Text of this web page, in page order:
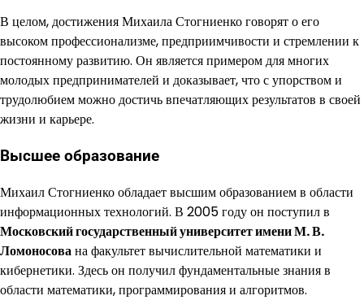
В целом, достижения Михаила Стогниенко говорят о его
высоком профессионализме, предприимчивости и стремлении к
постоянному развитию. Он является примером для многих
молодых предпринимателей и доказывает, что с упорством и
трудолюбием можно достичь впечатляющих результатов в своей
жизни и карьере.
Высшее образование
Михаил Стогниенко обладает высшим образованием в области
информационных технологий. В 2005 году он поступил в
Московский государственный университет имени М. В.
Ломоносована факультет вычислительной математики и
кибернетики. Здесь он получил фундаментальные знания в
области математики, программирования и алгоритмов.